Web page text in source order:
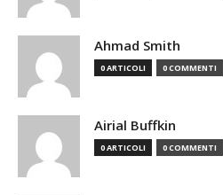
Ahmad Smith
0 ARTICOLI 0 COMMENTI
Airial Buffkin
0 ARTICOLI 0 COMMENTI